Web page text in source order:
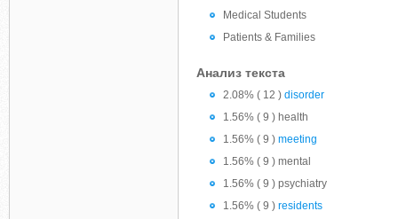
Medical Students
Patients & Families
Анализ текста
2.08% ( 12 ) disorder
1.56% ( 9 ) health
1.56% ( 9 ) meeting
1.56% ( 9 ) mental
1.56% ( 9 ) psychiatry
1.56% ( 9 ) residents